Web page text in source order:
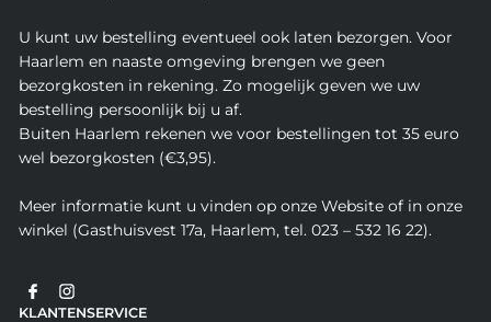
U kunt uw bestelling eventueel ook laten bezorgen. Voor
Haarlem en naaste omgeving brengen we geen
bezorgkosten in rekening. Zo mogelijk geven we uw
bestelling persoonlijk bij u af.
Buiten Haarlem rekenen we voor bestellingen tot 35 euro
wel bezorgkosten (€3,95).
Meer informatie kunt u vinden op onze Website of in onze
winkel (Gasthuisvest 17a, Haarlem, tel. 023 – 532 16 22).
KLANTENSERVICE